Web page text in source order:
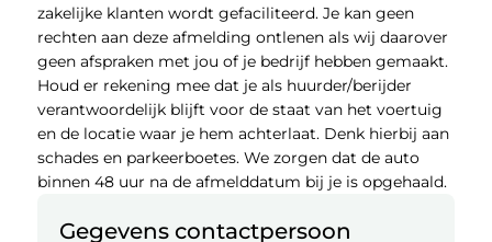
zakelijke klanten wordt gefaciliteerd. Je kan geen
rechten aan deze afmelding ontlenen als wij daarover
geen afspraken met jou of je bedrijf hebben gemaakt.
Houd er rekening mee dat je als huurder/berijder
verantwoordelijk blijft voor de staat van het voertuig
en de locatie waar je hem achterlaat. Denk hierbij aan
schades en parkeerboetes. We zorgen dat de auto
binnen 48 uur na de afmelddatum bij je is opgehaald.
Gegevens contactpersoon